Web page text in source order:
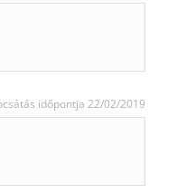
időpontja 22/02/2019